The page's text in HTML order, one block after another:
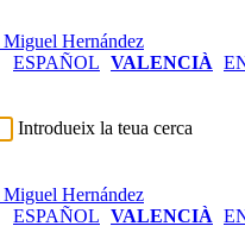
ESPAÑOL VALENCIÀ
Introdueix la teua cerca
ESPAÑOL VALENCIÀ